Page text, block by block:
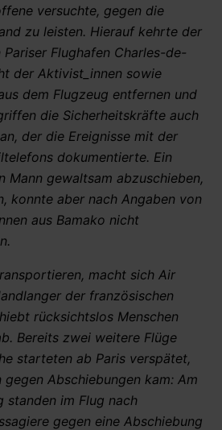
versuchte, gegen die
zu leisten. Hierauf kehrte der
Flughafen Charles-de-
der Aktivist_innen sowie
dem Flugzeug entfernen und
die Sicherheitskräfte auch
der die Ereignisse mit der
dokumentierte. Ein
Mann gewaltsam abzuschieben,
konnte aber nach Angaben von
aus Bamako nicht
macht sich Air
der französischen
rücksichtslos Menschen
Bereits zwei weitere Flüge
starteten ab Paris verspätet,
Abschiebungen kam: Am
standen im Flug nach
gegen eine Abschiebung